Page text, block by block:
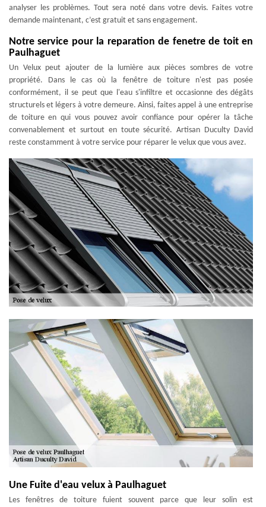
analyser les problèmes. Tout sera noté dans votre devis. Faites votre
demande maintenant, c’est gratuit et sans engagement.
Notre service pour la reparation de fenetre de toit en
Paulhaguet
Un Velux peut ajouter de la lumière aux pièces sombres de votre
propriété. Dans le cas où la fenêtre de toiture n'est pas posée
conformément, il se peut que l'eau s'infiltre et occasionne des dégâts
structurels et légers à votre demeure. Ainsi, faites appel à une entreprise
de toiture en qui vous pouvez avoir confiance pour opérer la tâche
convenablement et surtout en toute sécurité. Artisan Duculty David
reste constamment à votre service pour réparer le velux que vous avez.
Une Fuite d'eau velux à Paulhaguet
Les fenêtres de toiture fuient souvent parce que leur solin est